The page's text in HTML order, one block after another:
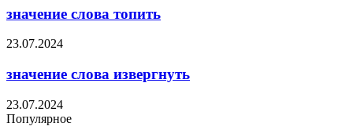
значение слова топить
23.07.2024
значение слова извергнуть
23.07.2024
Популярное